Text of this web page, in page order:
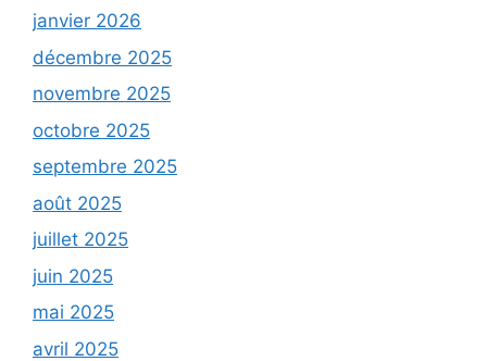
janvier 2026
décembre 2025
novembre 2025
octobre 2025
septembre 2025
août 2025
juillet 2025
juin 2025
mai 2025
avril 2025